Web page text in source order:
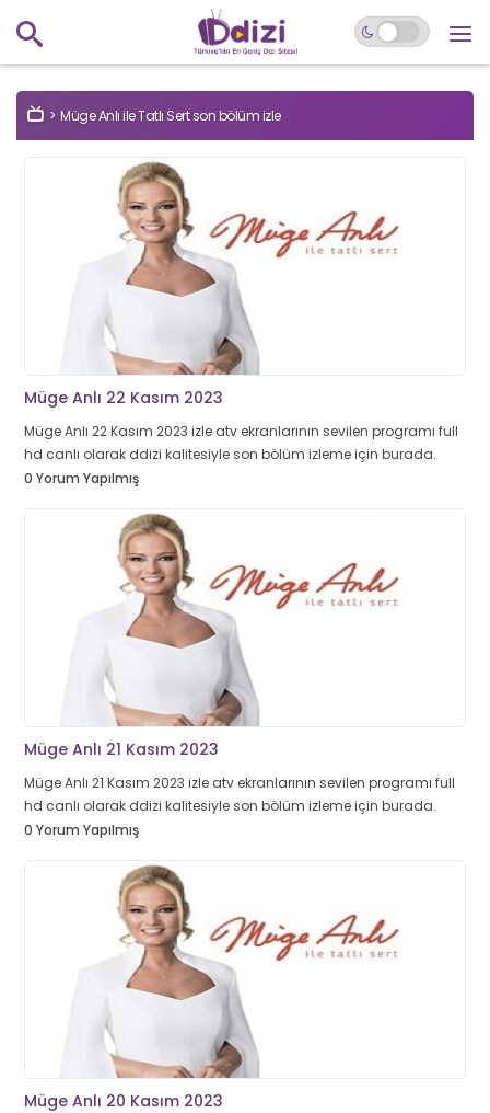
Müge Anlı ile Tatlı Sert son bölüm izle
Müge Anlı 22 Kasım 2023
Müge Anlı 22 Kasım 2023 izle atv ekranlarının sevilen programı full
hd canlı olarak ddizi kalitesiyle son bölüm izleme için burada.
0 Yorum Yapılmış
Müge Anlı 21 Kasım 2023
Müge Anlı 21 Kasım 2023 izle atv ekranlarının sevilen programı full
hd canlı olarak ddizi kalitesiyle son bölüm izleme için burada.
0 Yorum Yapılmış
Müge Anlı 20 Kasım 2023